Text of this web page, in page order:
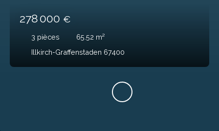
278 000 €
3 pièces 65.52 m²
Illkirch-Graffenstaden 67400